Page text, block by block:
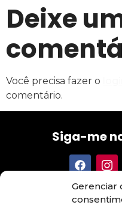
Gerenciar
INCORPORAR
Deixe
Você precisa fazer o
comentário.
Siga-me
Tenha acesso aos